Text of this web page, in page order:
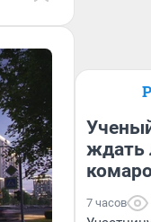
ждать
7 часов